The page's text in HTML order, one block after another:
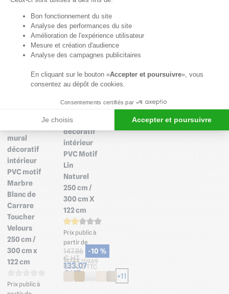
133.07
€ HT
177.43159.69
+11
147.86
€ HT
133.07
€ HT
-10 %
177.43
€ TTC
159.69
€ TTC
Imitation
mural
décoratif
intérieur
PVC motif
Marbre
Blanc de
Carrare
Toucher
Velours
250 cm /
300 cm x
122 cm
Prix public à
Promo
mural
décoratif
intérieur
PVC Motif
Lin
Naturel
250 cm /
300 cm X
122 cm
Prix public à
partir de
147.86
€ HT
133.07
€ HT
-10 %
177.43
€ TTC
159.69
€ TTC
+11
Bon fonctionnement du site
Analyse des performances du site
Amélioration de l'expérience utilisateur
Mesure et création d'audience
Analyse des campagnes publicitaires
En cliquant sur le bouton «Accepter et poursuivre», vous
consentez au dépôt de cookies.
Consentements certifiés par
Je choisis Accepter et poursuivre
Axeptio consent